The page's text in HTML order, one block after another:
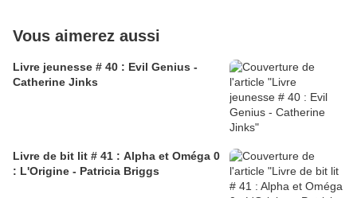
Vous aimerez aussi
Livre jeunesse # 40 : Evil Genius -
Catherine Jinks
Livre de bit lit # 41 : Alpha et Oméga 0
: L'Origine - Patricia Briggs